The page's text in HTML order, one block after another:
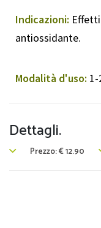
Indicazioni:
antiossidante.
Modalità d'uso:
Dettagli.
Prezzo:€12.90